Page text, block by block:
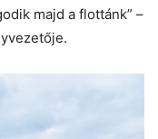
majd a flottánk” –